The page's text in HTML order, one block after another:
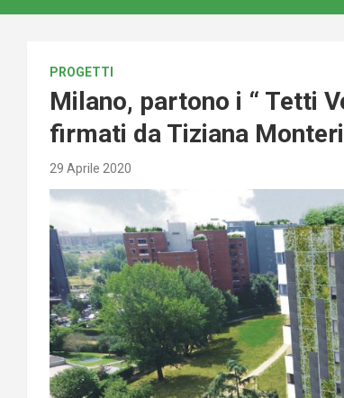
PROGETTI
Milano, partono i “ Tetti
firmati da Tiziana
29 Aprile 2020